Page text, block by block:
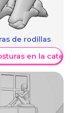
de rodillas
en la